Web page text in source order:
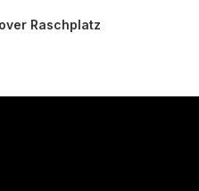
Raschplatz